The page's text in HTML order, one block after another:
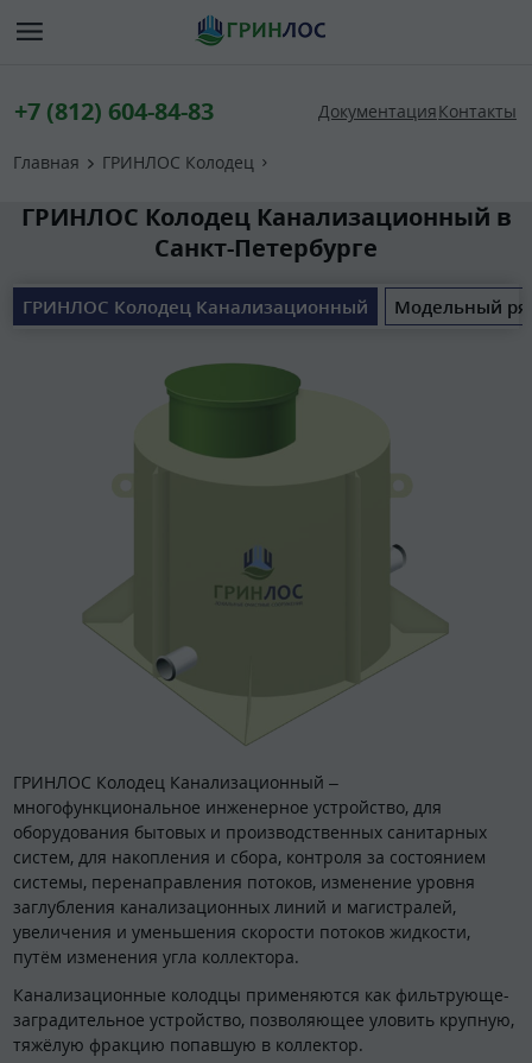
+7 (812) 604-84-83 ДокументацияКонтакты
Главная ГРИНЛОС Колодец
ГРИНЛОС Колодец Канализационный в
Санкт-Петербурге
ГРИНЛОС Колодец Канализационный Модельный
ГРИНЛОС Колодец Канализационный –
многофункциональное инженерное устройство, для
оборудования бытовых и производственных санитарных
систем, для накопления и сбора, контроля за состоянием
системы, перенаправления потоков, изменение уровня
заглубления канализационных линий и магистралей,
увеличения и уменьшения скорости потоков жидкости,
путём изменения угла коллектора.
Канализационные колодцы применяются как фильтрующе-
заградительное устройство, позволяющее уловить крупную,
тяжёлую фракцию попавшую в коллектор.